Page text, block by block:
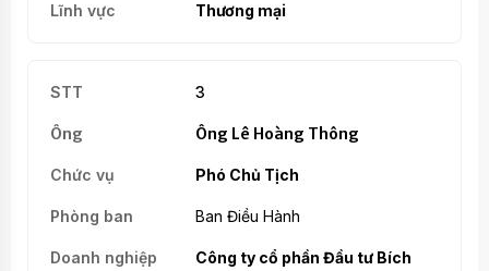
Thương mại
3
Ông Lê Hoàng Thông
Phó Chủ Tịch
Ban Điều Hành
Công ty cổ phần Đầu tư Bích